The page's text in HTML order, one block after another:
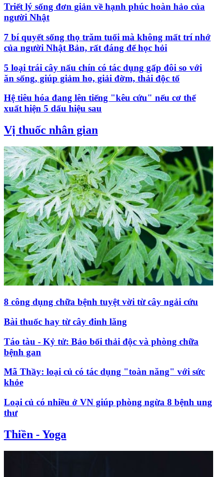
Triết lý sống đơn giản về hạnh phúc hoàn hảo của
người Nhật
7 bí quyết sống thọ trăm tuổi mà không mất trí nhớ
của người Nhật Bản, rất đáng để học hỏi
5 loại trái cây nấu chín có tác dụng gấp đôi so với
ăn sống, giúp giảm ho, giải đờm, thải độc tố
Hệ tiêu hóa đang lên tiếng "kêu cứu" nếu cơ thể
xuất hiện 5 dấu hiệu sau
Vị thuốc nhân gian
8 công dụng chữa bệnh tuyệt vời từ cây ngải cứu
Bài thuốc hay từ cây đinh lăng
Táo tàu - Kỷ tử: Bảo bối thải độc và phòng chữa
bệnh gan
Mã Thầy: loại củ có tác dụng "toàn năng" với sức
khỏe
Loại củ có nhiều ở VN giúp phòng ngừa 8 bệnh ung
thư
Thiền - Yoga